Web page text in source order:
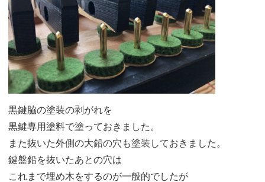
黒鍵脇の塗装の剥がれを
黒鍵専用塗料で塗っておきました。
また抜いた外側の大鉛の穴も塗装しておきました。
鍵盤鉛を抜いたあとの穴は
これまで埋め木をするのが一般的でしたが